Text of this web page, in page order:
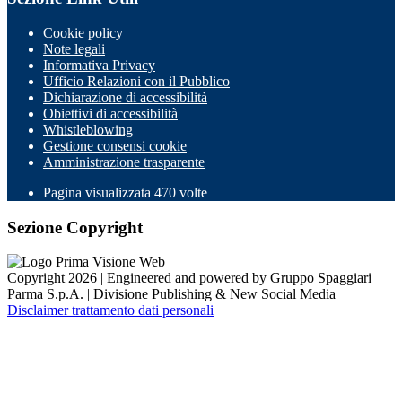
Cookie policy
Note legali
Informativa Privacy
Ufficio Relazioni con il Pubblico
Dichiarazione di accessibilità
Obiettivi di accessibilità
Whistleblowing
Gestione consensi cookie
Amministrazione trasparente
Pagina visualizzata 470 volte
Sezione Copyright
Copyright 2026 | Engineered and powered by Gruppo Spaggiari
Parma S.p.A. | Divisione Publishing & New Social Media
Disclaimer trattamento dati personali